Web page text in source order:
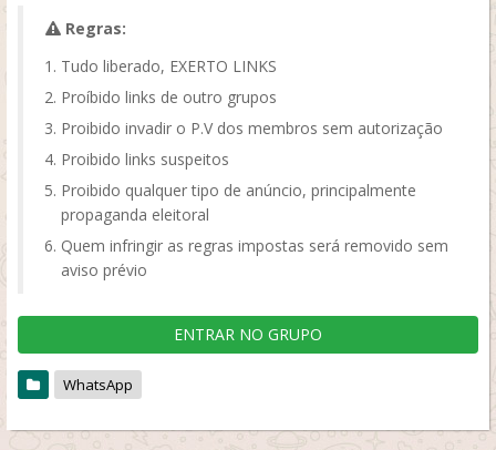
Regras:
Tudo liberado, EXERTO LINKS
Proíbido links de outro grupos
Proibido invadir o P.V dos membros sem autorização
Proibido links suspeitos
Proibido qualquer tipo de anúncio, principalmente
propaganda eleitoral
Quem infringir as regras impostas será removido sem
aviso prévio
ENTRAR NO GRUPO
WhatsApp